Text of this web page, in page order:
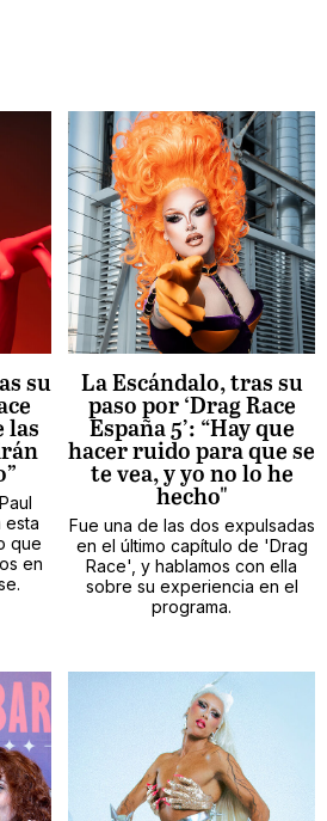
su
las
esta
que
en
La Escándalo, tras su
paso por ‘Drag Race
España 5’: “Hay que
hacer ruido para que se
te vea, y yo no lo he
hecho"
Fue una de las dos expulsadas
en el último capítulo de 'Drag
Race', y hablamos con ella
sobre su experiencia en el
programa.